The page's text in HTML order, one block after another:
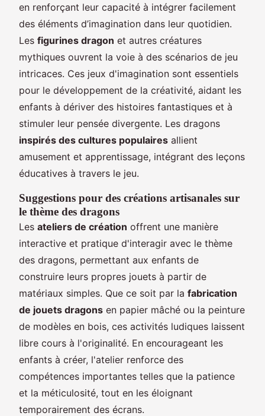
en renforçant leur capacité à intégrer facilement
des éléments d’imagination dans leur quotidien.
Les figurines dragon et autres créatures
mythiques ouvrent la voie à des scénarios de jeu
intricaces. Ces jeux d'imagination sont essentiels
pour le développement de la créativité, aidant les
enfants à dériver des histoires fantastiques et à
stimuler leur pensée divergente. Les dragons
inspirés des cultures populaires allient
amusement et apprentissage, intégrant des leçons
éducatives à travers le jeu.
Suggestions pour des créations artisanales sur
le thème des dragons
Les ateliers de création offrent une manière
interactive et pratique d'interagir avec le thème
des dragons, permettant aux enfants de
construire leurs propres jouets à partir de
matériaux simples. Que ce soit par la fabrication
de jouets dragons en papier mâché ou la peinture
de modèles en bois, ces activités ludiques laissent
libre cours à l'originalité. En encourageant les
enfants à créer, l'atelier renforce des
compétences importantes telles que la patience
et la méticulosité, tout en les éloignant
temporairement des écrans.